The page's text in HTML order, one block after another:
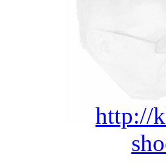
http://